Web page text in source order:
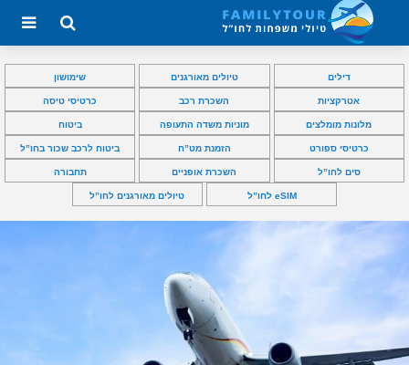
דילים טיולים מאורגנים שימושון
אטרקציות השכרת רכב כרטיסי טיסה
מלונות מומלצים מוניות משדה התעופה ביטוח
כרטיסי ספורט הזמנת מט”ח ביטוח לרכב שכור בחו”ל
סים לחו”ל השכרת אופניים תחבורה
eSIM לחו”ל טיולים מאורגנים לחו”ל